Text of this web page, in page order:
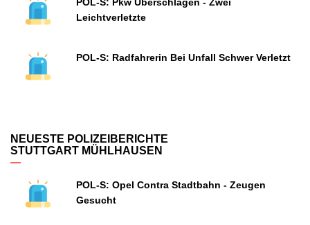
Leichtverletzte
POL-S: Radfahrerin Bei Unfall Schwer Verletzt
NEUESTE POLIZEIBERICHTE
STUTTGART MÜHLHAUSEN
POL-S: Opel Contra Stadtbahn - Zeugen
Gesucht